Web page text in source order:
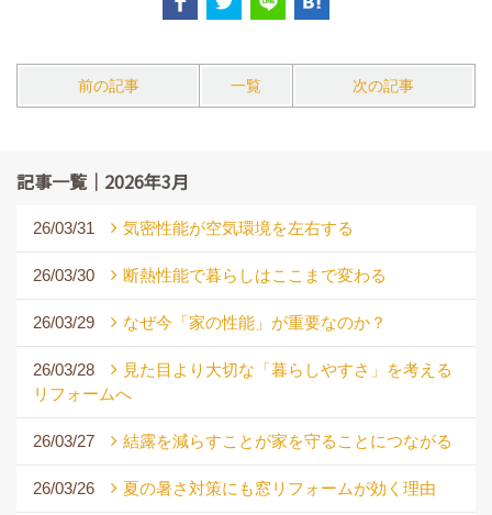
前の記事 一覧 次の記事
記事一覧｜2026年3月
26/03/31 気密性能が空気環境を左右する
26/03/30 断熱性能で暮らしはここまで変わる
26/03/29 なぜ今「家の性能」が重要なのか？
26/03/28
見た目より大切な「暮らしやすさ」を考える
リフォームへ
26/03/27 結露を減らすことが家を守ることにつながる
26/03/26 夏の暑さ対策にも窓リフォームが効く理由